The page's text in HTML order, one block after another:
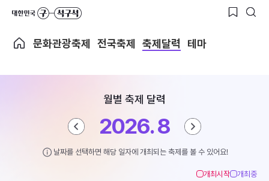
문화관광축제 전국축제 축제달력 테마
월별 축제 달력
2026. 8
날짜를 선택하면 해당 일자에 개최되는 축제를 볼 수 있어요!
개최시작 개최중